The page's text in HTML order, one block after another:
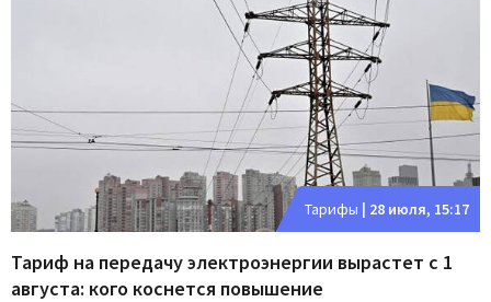
Тарифы | 28 июля, 15:17
Тариф на передачу электроэнергии вырастет с 1
августа: кого коснется повышение